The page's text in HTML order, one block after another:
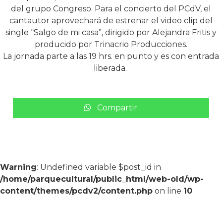
Por último, también estará Luchín Salinas junto a su
banda, Melcocha, quien lanzó en septiembre su placa
inaugural, “Norte claro, sur oscuro”, con el apoyo del
Fondo de Fomento de la Música Nacional. Salinas viene
de presentarse exitosamente en la Plaza de la Justicia
de Valparaíso, con ocasión del aniversario de los 45 años
single “Salgo de mi casa”, dirigido por Alejandra Fritis y
producido por Trinacrio Producciones.
Compartir